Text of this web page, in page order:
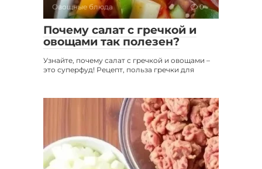
Овощные блюда 0
Почему салат с гречкой и
овощами так полезен?
Узнайте, почему салат с гречкой и овощами –
это суперфуд! Рецепт, польза гречки для